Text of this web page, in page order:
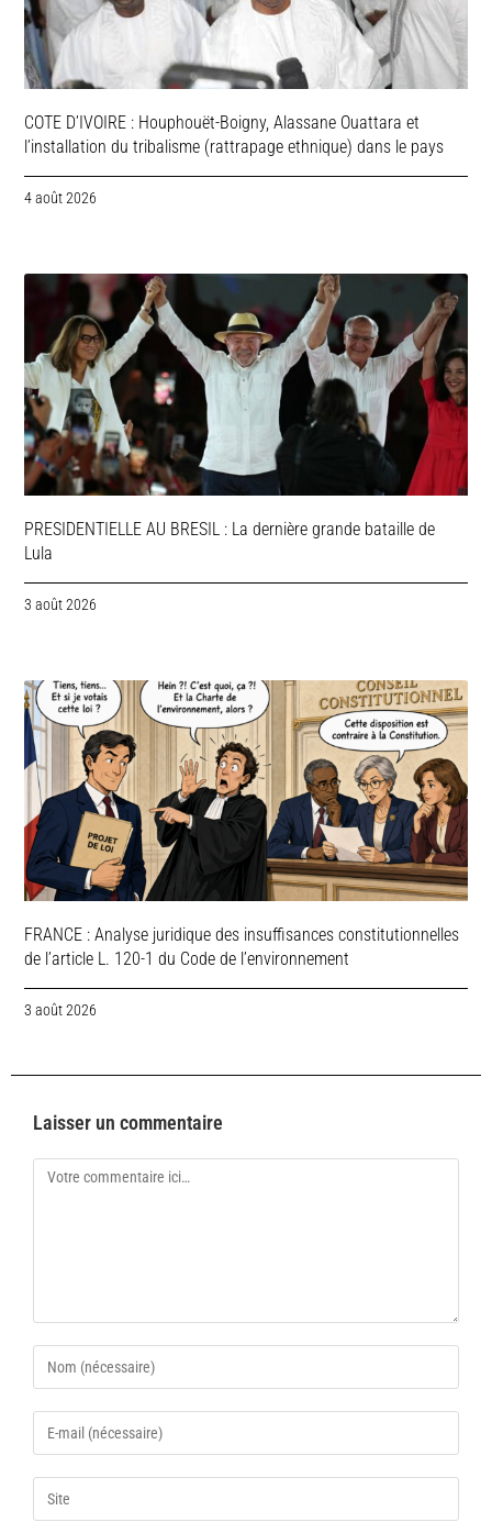
COTE D’IVOIRE : Houphouët-Boigny, Alassane Ouattara et
l’installation du tribalisme (rattrapage ethnique) dans le pays
4 août 2026
PRESIDENTIELLE AU BRESIL : La dernière grande bataille de
Lula
3 août 2026
FRANCE : Analyse juridique des insuffisances constitutionnelles
de l’article L. 120-1 du Code de l’environnement
3 août 2026
Laisser un commentaire